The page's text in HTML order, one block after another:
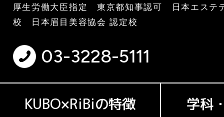
厚生労働大臣指定 東京都知事認可 日本エステ
校 日本眉目美容協会 認定校
03-3228-5111
KUBO×RiBiの特徴 学科